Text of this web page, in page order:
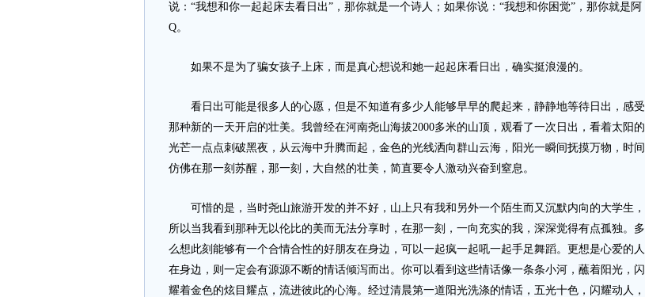
说：“我想和你一起起床去看日出”，那你就是一个诗人；如果你说：“我想和你困觉”，那你就是阿
Q。
如果不是为了骗女孩子上床，而是真心想说和她一起起床看日出，确实挺浪漫的。
看日出可能是很多人的心愿，但是不知道有多少人能够早早的爬起来，静静地等待日出，感受
那种新的一天开启的壮美。我曾经在河南尧山海拔2000多米的山顶，观看了一次日出，看着太阳的
光芒一点点刺破黑夜，从云海中升腾而起，金色的光线洒向群山云海，阳光一瞬间抚摸万物，时间
仿佛在那一刻苏醒，那一刻，大自然的壮美，简直要令人激动兴奋到窒息。
可惜的是，当时尧山旅游开发的并不好，山上只有我和另外一个陌生而又沉默内向的大学生，
所以当我看到那种无以伦比的美而无法分享时，在那一刻，一向充实的我，深深觉得有点孤独。多
么想此刻能够有一个合情合性的好朋友在身边，可以一起疯一起吼一起手足舞蹈。更想是心爱的人
在身边，则一定会有源源不断的情话倾泻而出。你可以看到这些情话像一条条小河，蘸着阳光，闪
耀着金色的炫目耀点，流进彼此的心海。经过清晨第一道阳光洗涤的情话，五光十色，闪耀动人，